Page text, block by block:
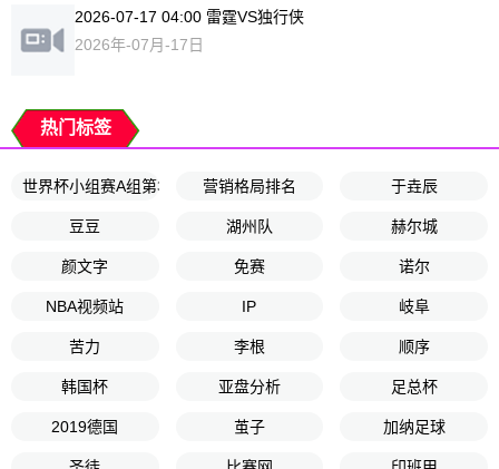
2026-07-17 04:00 雷霆VS独行侠
2026年-07月-17日
热门标签
世界杯小组赛A组第3轮 营销格局排名 于垚辰
豆豆 湖州队 赫尔城
颜文字 免赛 诺尔
NBA视频站 IP 岐阜
苦力 李根 顺序
韩国杯 亚盘分析 足总杯
2019德国 茧子 加纳足球